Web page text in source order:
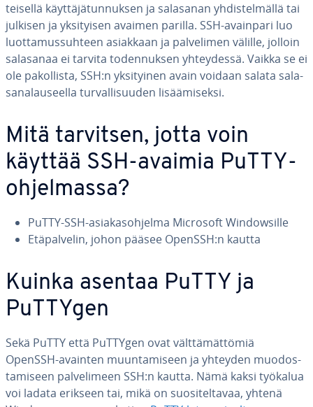
tei­sel­lä käyt­tä­jä­tun­nuk­sen ja salasanan yh­dis­tel­mäl­lä tai
julkisen ja yk­si­tyi­sen avaimen parilla. SSH-avainpari luo
luot­ta­mus­suh­teen asiakkaan ja pal­ve­li­men välille, jolloin
salasanaa ei tarvita to­den­nuk­sen yh­tey­des­sä. Vaikka se ei
ole pa­kol­lis­ta, SSH:n yk­si­tyi­nen avain voidaan salata sa­la­
sa­na­lauseel­la tur­val­li­suu­den li­sää­mi­sek­si.
Mitä tarvitsen, jotta voin
käyttää SSH-avaimia PuTTY-
oh­jel­mas­sa?
PuTTY-SSH-asia­kas­oh­jel­ma Microsoft Win­dow­sil­le
Etä­pal­ve­lin, johon pääsee OpenSSH:n kautta
Kuinka asentaa PuTTY ja
PuTTYgen
Sekä PuTTY että PuTTYgen ovat vält­tä­mät­tö­miä
OpenSSH-avainten muun­ta­mi­seen ja yhteyden muo­dos­
ta­mi­seen pal­ve­li­meen SSH:n kautta. Nämä kaksi työkalua
voi ladata erikseen tai, mikä on suo­si­tel­ta­vaa, yhtenä